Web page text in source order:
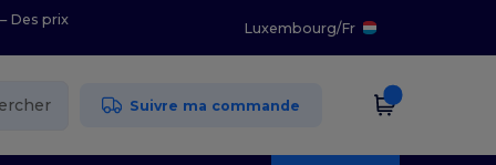
Des prix
Luxembourg/Fr
Suivre ma commande